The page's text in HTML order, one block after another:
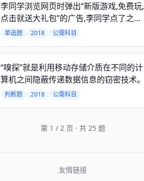
李同学浏览网页时弹出“新版游戏,免费玩,
点击就送大礼包”的广告,李同学点了之后
发现是个网页游戏,提示:“请安装插件”,请
单选题 2018 公需科目
“嗅探”就是利用移动存储介质在不同的计
算机之间隐蔽传递数据信息的窃密技术。
判断题 2018 公需科目
第 1 / 2 页 · 共 25 题
友情链接